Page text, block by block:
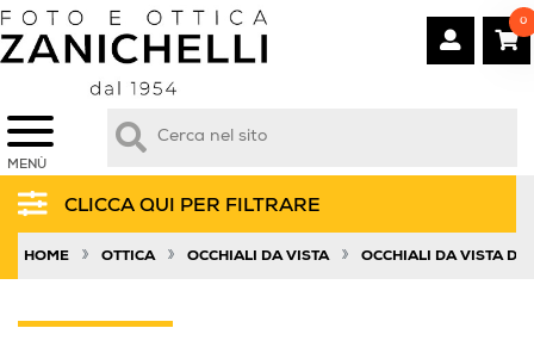
MENÙ
0
CLICCA QUI PER FILTRARE
HOME » OTTICA » OCCHIALI DA VISTA » OCCHIALI DA VISTA